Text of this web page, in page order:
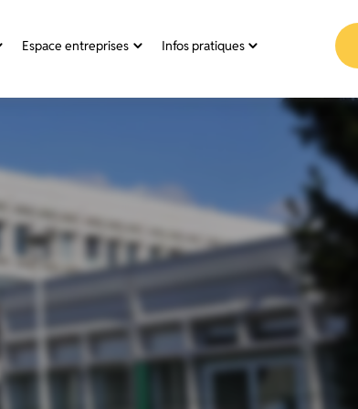
Espace entreprises Infos pratiques